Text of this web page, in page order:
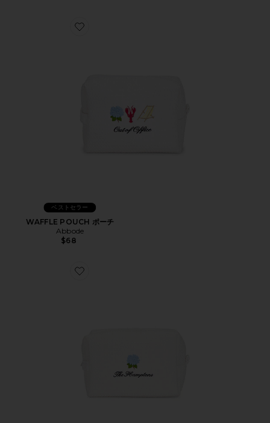
Favorite WAFFLE POUCH ポーチ
ベストセラー
WAFFLE POUCH ポーチ
Abbode
$68
Favorite The Hamptons Waffle Pouch